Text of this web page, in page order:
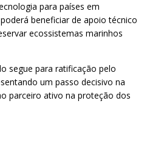
para países em
beneficiar de apoio técnico
ecossistemas marinhos
segue para ratificação pelo
um passo decisivo na
parceiro ativo na proteção dos